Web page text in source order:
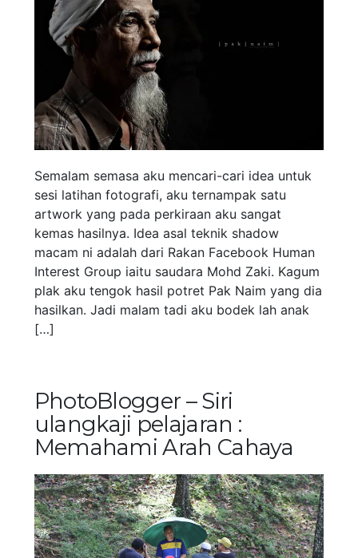
Semalam semasa aku mencari-cari idea untuk
sesi latihan fotografi, aku ternampak satu
artwork yang pada perkiraan aku sangat
kemas hasilnya. Idea asal teknik shadow
macam ni adalah dari Rakan Facebook Human
Interest Group iaitu saudara Mohd Zaki. Kagum
plak aku tengok hasil potret Pak Naim yang dia
hasilkan. Jadi malam tadi aku bodek lah anak
[…]
PhotoBlogger – Siri
ulangkaji pelajaran :
Memahami Arah Cahaya